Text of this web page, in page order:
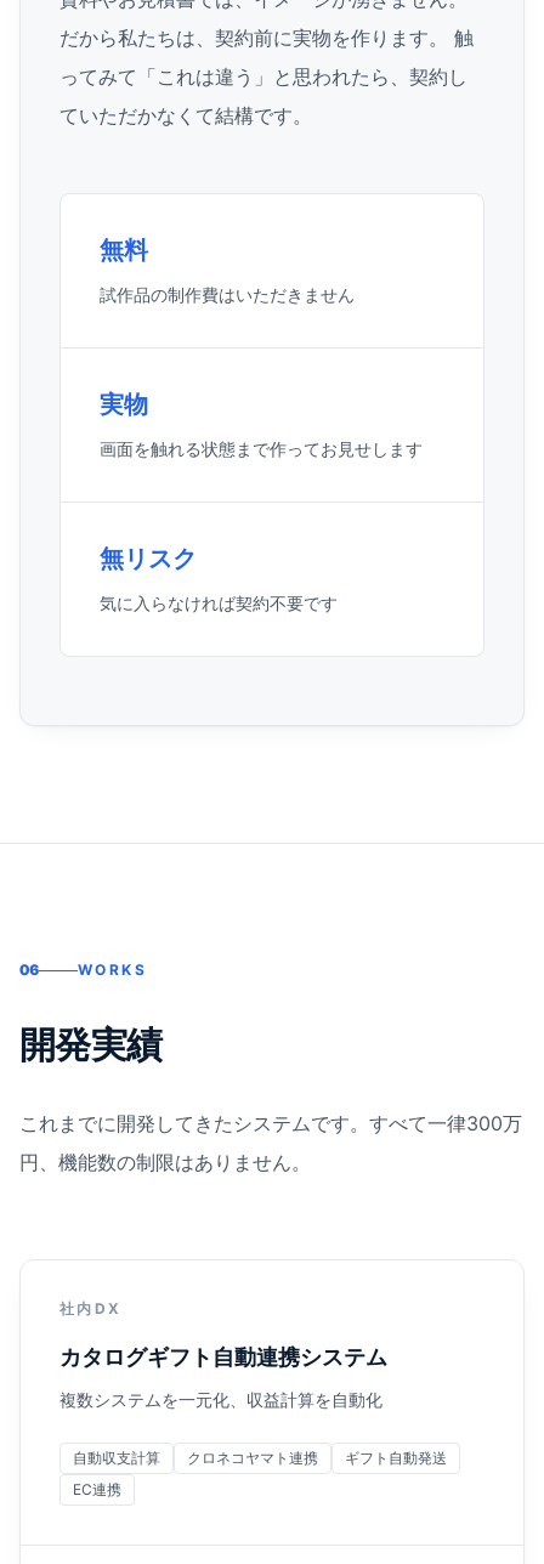
だから私たちは、契約前に実物を作ります。 触
ってみて「これは違う」と思われたら、契約し
ていただかなくて結構です。
無料
試作品の制作費はいただきません
実物
画面を触れる状態まで作ってお見せします
無リスク
気に入らなければ契約不要です
06 WORKS
開発実績
これまでに開発してきたシステムです。すべて一律300万
円、機能数の制限はありません。
社内DX
カタログギフト自動連携システム
複数システムを一元化、収益計算を自動化
自動収支計算 クロネコヤマト連携
ギフト自動発送
EC連携